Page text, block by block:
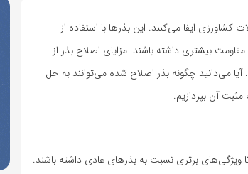
ایفا می‌کنند. این بذرها با استفاده از
بیشتری داشته باشند. مزایای اصلاح بذر از
می‌دانید چگونه بذر اصلاح شده می‌توانند به حل
آن بپردازیم.
ویژگی‌های برتری نسبت به بذرهای عادی داشته باشند.